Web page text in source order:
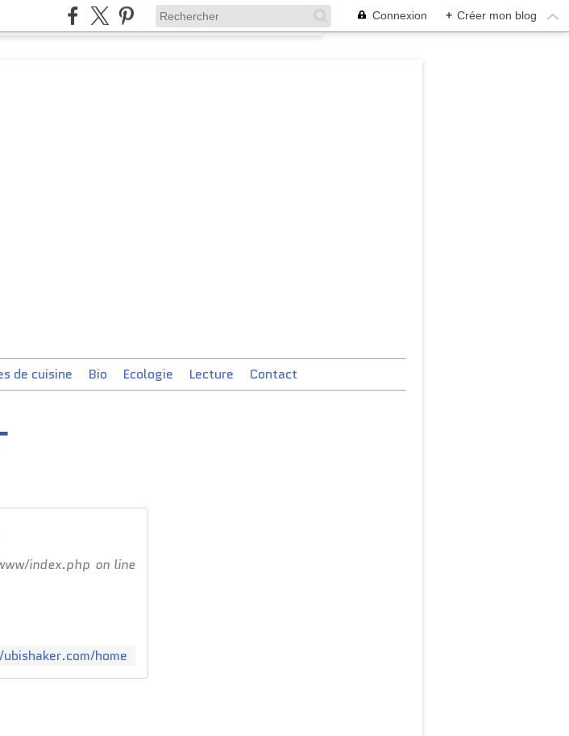
Connexion + Créer mon blog
de cuisine Bio Ecologie Lecture Contact
index.php on line
home